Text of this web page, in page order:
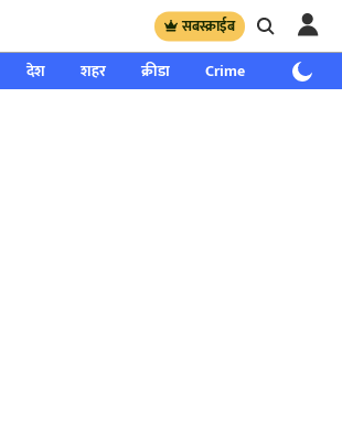
सबस्क्राईब
देश शहर क्रीडा Crime साप्ताहिक